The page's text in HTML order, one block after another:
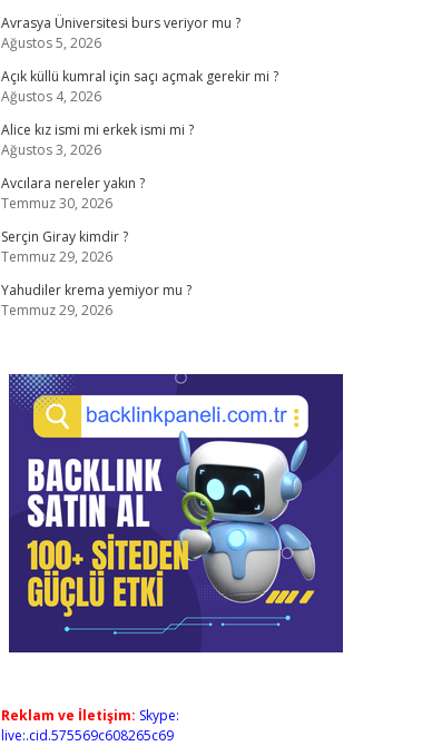
Avrasya Üniversitesi burs veriyor mu ?
Ağustos 5, 2026
Açık küllü kumral için saçı açmak gerekir mi ?
Ağustos 4, 2026
Alice kız ismi mi erkek ismi mi ?
Ağustos 3, 2026
Avcılara nereler yakın ?
Temmuz 30, 2026
Serçin Giray kimdir ?
Temmuz 29, 2026
Yahudiler krema yemiyor mu ?
Temmuz 29, 2026
Reklam ve İletişim: Skype:
live:.cid.575569c608265c69